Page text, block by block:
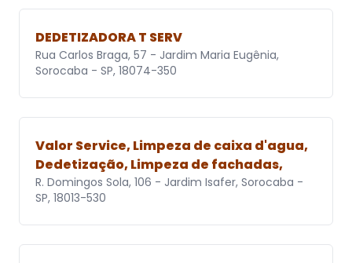
DEDETIZADORA T SERV
Rua Carlos Braga, 57 - Jardim Maria Eugênia,
Sorocaba - SP, 18074-350
Valor Service, Limpeza de caixa d'agua,
Dedetização, Limpeza de fachadas,
R. Domingos Sola, 106 - Jardim Isafer, Sorocaba -
SP, 18013-530